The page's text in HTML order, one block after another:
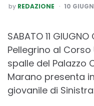
POSTED
BY
by REDAZIONE 10
SABATO 11
Pellegrino al
spalle del Palazzo
Marano presenta
giovanile di